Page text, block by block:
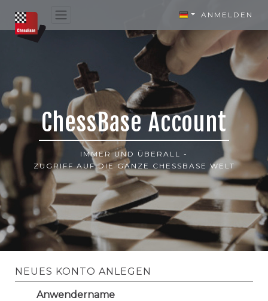
ANMELDEN
ChessBase Account
IMMER UND ÜBERALL -
ZUGRIFF AUF DIE GANZE CHESSBASE WELT
NEUES KONTO ANLEGEN
Anwendername